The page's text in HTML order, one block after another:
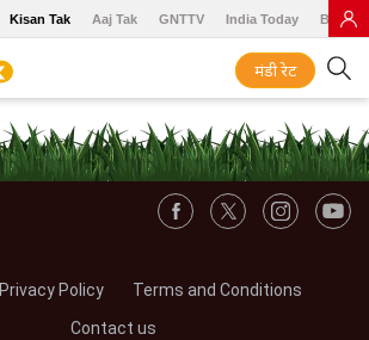
Kisan Tak Aaj Tak GNTTV India Today BT
मंडी रेट
Privacy Policy
Terms and Conditions
Contact us